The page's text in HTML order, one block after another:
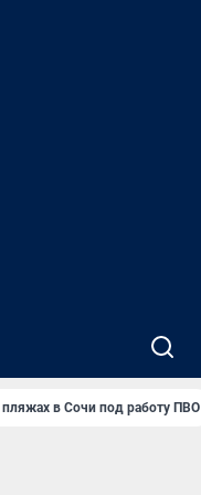
пляжах в Сочи под работу ПВО